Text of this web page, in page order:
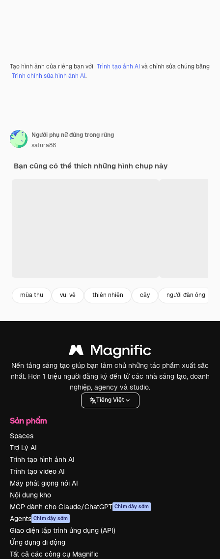
Tạo hình ảnh của riêng bạn với Trình tạo ảnh AIvà chỉnh sửa chúng bằng
Trình chỉnh sửa hình ảnh AI.
Người phụ nữ đứng trong rừng
satura86
Bạn cũng có thể thích những hình chụp này
mùa thu vui vẻ thiên nhiên cây người đàn ông
Nền tảng sáng tạo giúp bạn làm chủ những tác phẩm xuất sắc
nhất. Hơn 1 triệu người đăng ký đến từ các nhà sáng tạo, doanh
nghiệp, agency và studio.
Tiếng Việt
Sản phẩm
Spaces
Trợ Lý AI
Trình tạo hình ảnh AI
Trình tạo video AI
Máy phát giọng nói AI
Nội dung kho
MCP dành cho Claude/ChatGPT Chim dậy sớm
Agents Chim dậy sớm
Giao diện lập trình ứng dụng (API)
Ứng dụng di động
Tất cả các công cụ Magnific